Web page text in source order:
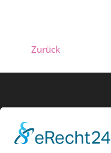
Zurück